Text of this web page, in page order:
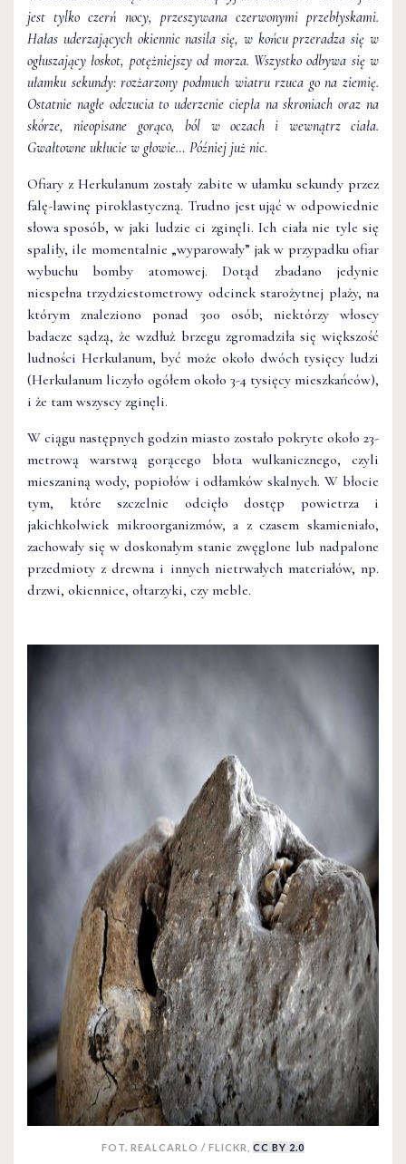
jest tylko czerń nocy, przeszywana czerwonymi przebłyskami.
Hałas uderzających okiennic nasila się, w końcu przeradza się w
ogłuszający łoskot, potężniejszy od morza. Wszystko odbywa się w
ułamku sekundy: rozżarzony podmuch wiatru rzuca go na ziemię.
Ostatnie nagłe odczucia to uderzenie ciepła na skroniach oraz na
skórze, nieopisane gorąco, ból w oczach i wewnątrz ciała.
Gwałtowne ukłucie w głowie… Później już nic.
Ofiary z Herkulanum zostały zabite w ułamku sekundy przez
falę-lawinę piroklastyczną. Trudno jest ująć w odpowiednie
słowa sposób, w jaki ludzie ci zginęli. Ich ciała nie tyle się
spaliły, ile momentalnie „wyparowały” jak w przypadku ofiar
wybuchu bomby atomowej. Dotąd zbadano jedynie
niespełna trzydziestometrowy odcinek starożytnej plaży, na
którym znaleziono ponad 300 osób; niektórzy włoscy
badacze sądzą, że wzdłuż brzegu zgromadziła się większość
ludności Herkulanum, być może około dwóch tysięcy ludzi
(Herkulanum liczyło ogółem około 3-4 tysięcy mieszkańców),
i że tam wszyscy zginęli.
W ciągu następnych godzin miasto zostało pokryte około 23-
metrową warstwą gorącego błota wulkanicznego, czyli
mieszaniną wody, popiołów i odłamków skalnych. W błocie
tym, które szczelnie odcięło dostęp powietrza i
jakichkolwiek mikroorganizmów, a z czasem skamieniało,
zachowały się w doskonałym stanie zwęglone lub nadpalone
przedmioty z drewna i innych nietrwałych materiałów, np.
drzwi, okiennice, ołtarzyki, czy meble.
FOT. REALCARLO / FLICKR, CC BY 2.0